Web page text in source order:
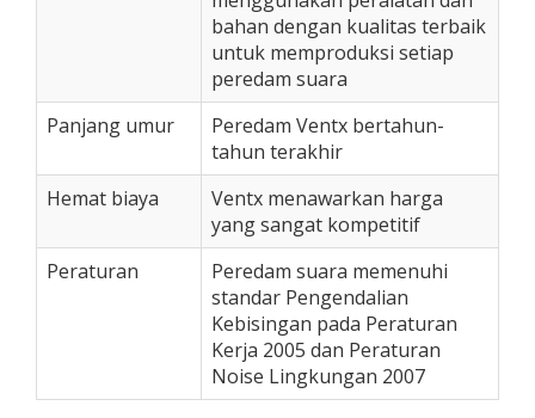
bahan dengan kualitas terbaik
untuk memproduksi setiap
peredam suara
Panjang umur
Peredam Ventx bertahun-
tahun terakhir
Hemat biaya
Ventx menawarkan harga
yang sangat kompetitif
Peraturan
Peredam suara memenuhi
standar Pengendalian
Kebisingan pada Peraturan
Kerja 2005 dan Peraturan
Noise Lingkungan 2007